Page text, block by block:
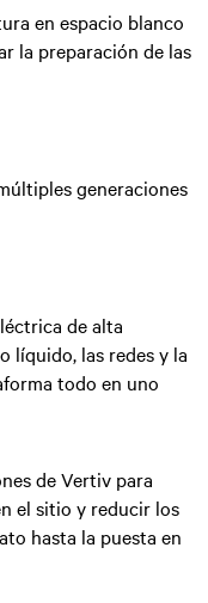
en espacio blanco
la preparación de las
generaciones
de alta
líquido, las redes y la
todo en uno
de Vertiv para
el sitio y reducir los
hasta la puesta en